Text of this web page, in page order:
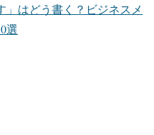
はどう書く？ビジネスメ
選